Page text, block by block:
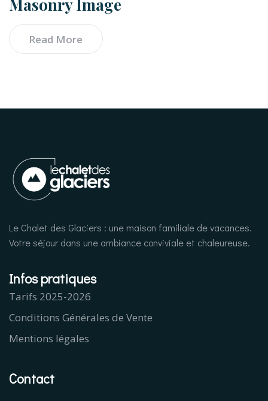
Masonry Image
Read More
Le Chalet des Glaciers : une maison familiale de vacances.
Votre séjour dans une ambiance conviviale et chaleureuse.
Infos pratiques
Tarifs 2025-2026
Conditions Générales de Vente
Mentions légales
Contact